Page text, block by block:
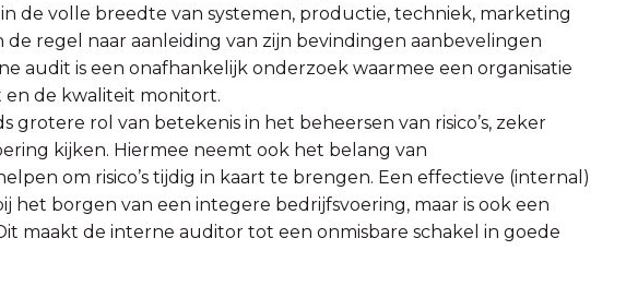
de volle breedte van systemen, productie, techniek, marketing
de regel naar aanleiding van zijn bevindingen aanbevelingen
audit is een onafhankelijk onderzoek waarmee een organisatie
en de kwaliteit monitort.
grotere rol van betekenis in het beheersen van risico’s, zeker
kijken. Hiermee neemt ook het belang van
om risico’s tijdig in kaart te brengen. Een effectieve (internal)
het borgen van een integere bedrijfsvoering, maar is ook een
maakt de interne auditor tot een onmisbare schakel in goede